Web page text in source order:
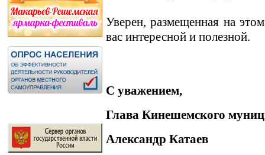
Уверен, размещенная на
вас интересной и полезной.
С уважением,
Глава Кинешемского
Александр Катаев